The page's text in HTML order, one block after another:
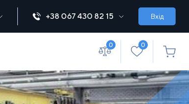
+38 067 430 82 15
(067) 430 82-15
Вхід
0 0